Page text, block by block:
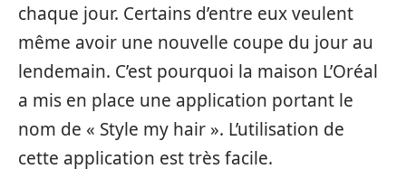
chaque jour. Certains d’entre eux veulent
même avoir une nouvelle coupe du jour au
lendemain. C’est pourquoi la maison L’Oréal
a mis en place une application portant le
nom de « Style my hair ». L’utilisation de
cette application est très facile.